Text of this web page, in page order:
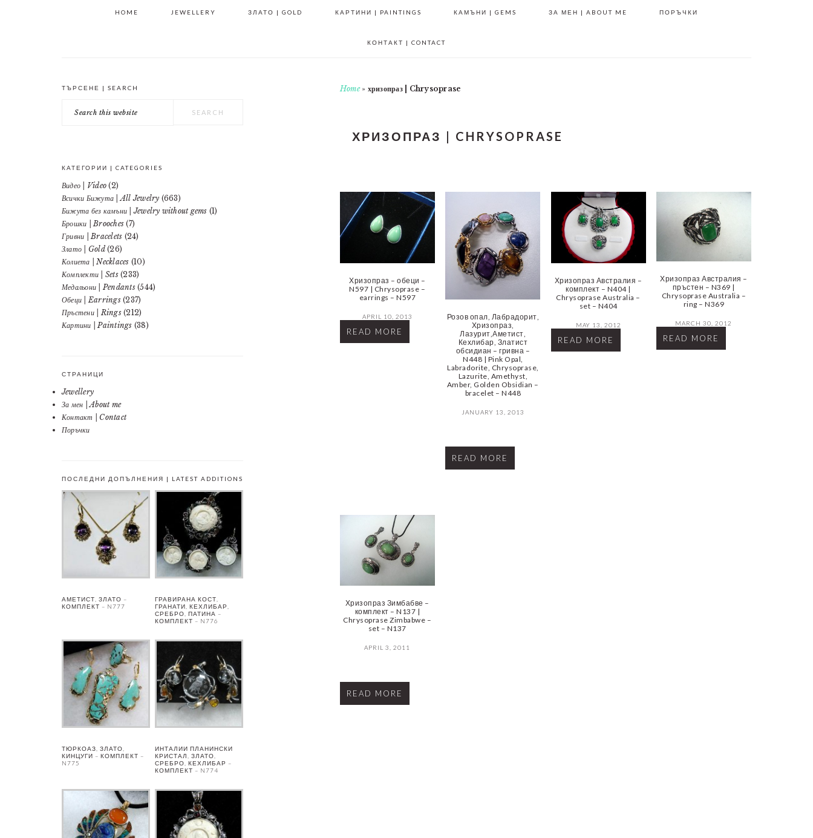
HOME JEWELLERY ЗЛАТО | GOLD КАРТИНИ | PAINTINGS КАМЪНИ | GEMS ЗА МЕН | ABOUT ME ПОРЪЧКИ
КОНТАКТ | CONTACT
Home» хризопраз | Chrysoprase
ХРИЗОПРАЗ | CHRYSOPRASE
Хризопраз – обеци –
N597 | Chrysoprase –
earrings – N597
APRIL 10, 2013
READ MORE
Розов опал, Лабрадорит,
Хризопраз,
Лазурит,Аметист,
Кехлибар, Златист
обсидиан – гривна –
N448 | Pink Opal,
Labradorite, Chrysoprase,
Lazurite, Amethyst,
Amber, Golden Obsidian –
bracelet – N448
JANUARY 13, 2013
READ MORE
Хризопраз Австралия –
комплект – N404 |
Chrysoprase Australia –
set – N404
MAY 13, 2012
READ MORE
Хризопраз Австралия –
пръстен – N369 |
Chrysoprase Australia –
ring – N369
MARCH 30, 2012
READ MORE
Хризопраз Зимбабве –
комплект – N137 |
Chrysoprase Zimbabwe –
set – N137
APRIL 3, 2011
READ MORE
PRIMARY
SIDEBAR
ТЪРСЕНЕ | SEARCH
this
КАТЕГОРИИ | CATEGORIES
Видео | Video (2)
Всички Бижута | All Jewelry (663)
Бижута без камъни | Jewelry without gems (1)
Брошки | Brooches (7)
Гривни | Bracelets (24)
Злато | Gold(26)
Колиета | Necklaces (10)
Комплекти | Sets(233)
Медальони | Pendants(544)
Обеци | Earrings(237)
Пръстени | Rings(212)
Картини | Paintings (38)
СТРАНИЦИ
Jewellery
За мен | About me
Контакт | Contact
Поръчки
ПОСЛЕДНИ ДОПЪЛНЕНИЯ | LATEST ADDITIONS
АМЕТИСТ, ЗЛАТО –
КОМПЛЕКТ – N777
ГРАВИРАНА КОСТ,
ГРАНАТИ, КЕХЛИБАР,
СРЕБРО, ПАТИНА –
КОМПЛЕКТ – N776
ТЮРКОАЗ, ЗЛАТО,
КИНЦУГИ – КОМПЛЕКТ –
N775
ИНТАЛИИ ПЛАНИНСКИ
КРИСТАЛ, ЗЛАТО,
СРЕБРО, КЕХЛИБАР –
КОМПЛЕКТ – N774